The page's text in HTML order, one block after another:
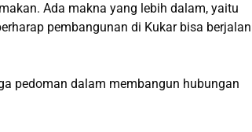
Ada makna yang lebih dalam, yaitu
pembangunan di Kukar bisa berjalan
pedoman dalam membangun hubungan